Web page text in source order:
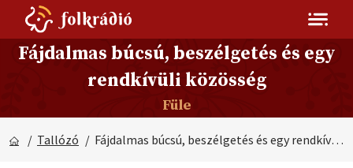
Fájdalmas búcsú, beszélgetés és egy
rendkívüli közösség
Füle
/ Tallózó / Fájdalmas búcsú, beszélgetés és egy rendkívüli közösség